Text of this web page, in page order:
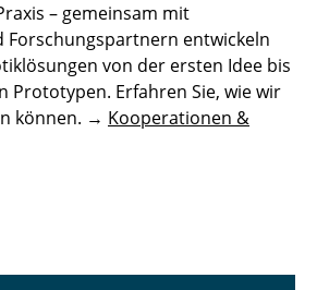
– gemeinsam mit
Forschungspartnern entwickeln
von der ersten Idee bis
Prototypen. Erfahren Sie, wie wir
können. → Kooperationen &